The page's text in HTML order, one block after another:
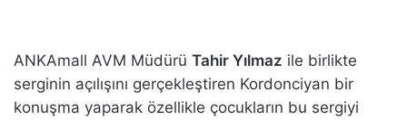
ANKAmall AVM Müdürü Tahir Yılmaz ile birlikte
serginin açılışını gerçekleştiren Kordonciyan bir
konuşma yaparak özellikle çocukların bu sergiyi